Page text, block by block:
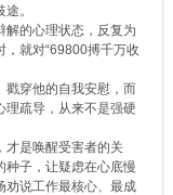
。
的心理状态，反复为
，就对“69800搏千万收
穿他的自我安慰，而
理疏导，从来不是强硬
是唤醒受害者的关
种子，让疑虑在心底慢
劝说工作最核心、最成